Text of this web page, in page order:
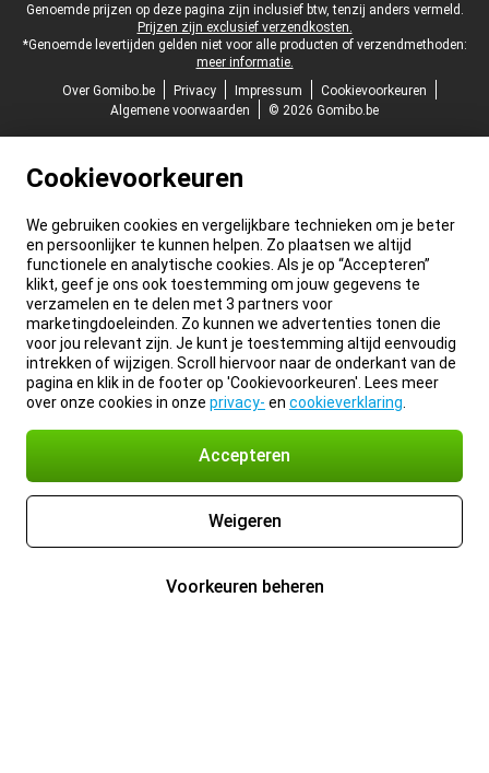
Juridische voettekst
Genoemde prijzen op deze pagina zijn inclusief btw, tenzij anders vermeld.
Prijzen zijn exclusief verzendkosten.
*Genoemde levertijden gelden niet voor alle producten of verzendmethoden:
meer informatie.
Over Gomibo.be
Privacy Impressum
Cookievoorkeuren
Algemene voorwaarden
© 2026 Gomibo.be
Cookievoorkeuren
We gebruiken cookies en vergelijkbare technieken om je beter
en persoonlijker te kunnen helpen. Zo plaatsen we altijd
functionele en analytische cookies. Als je op “Accepteren”
klikt, geef je ons ook toestemming om jouw gegevens te
verzamelen en te delen met 3 partners voor
marketingdoeleinden. Zo kunnen we advertenties tonen die
voor jou relevant zijn. Je kunt je toestemming altijd eenvoudig
intrekken of wijzigen. Scroll hiervoor naar de onderkant van de
pagina en klik in de footer op 'Cookievoorkeuren'. Lees meer
over onze cookies in onze privacy- en cookieverklaring
Accepteren
Weigeren
Voorkeuren beheren